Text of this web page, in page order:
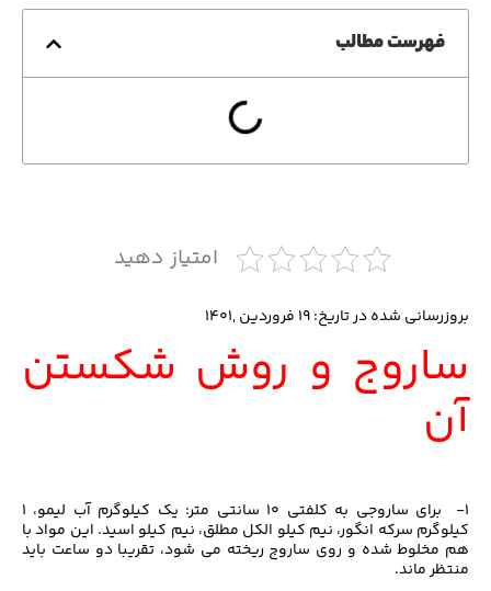
فهرست مطالب
امتیاز دهید
بروزرسانی شده در تاریخ: ۱۹ فروردین ,۱۴۰۱
ساروج و روش شکستن
آن
۱- برای ساروجی به کلفتی ۱۰ سانتی متر: یک کیلوگرم آب لیمو، ۱
کیلوگرم سرکه انگور، نیم کیلو الکل مطلق، نیم کیلو اسید. این مواد با
هم مخلوط شده و روی ساروج ریخته می شود، تقریبا دو ساعت باید
منتظر ماند.